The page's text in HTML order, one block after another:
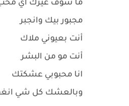
ما شوف غيرك اي
مجبور بيك وانجبر
أنت بعيوني ملاك
أنت مو من البشر
انا محبوبي عشكتك
وبالعشك كل شي